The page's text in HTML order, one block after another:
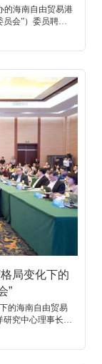
的海南自由贸易港
员会”）委员聘任
）。
局变化下的
”
的海南自由贸易
究中心理事长、